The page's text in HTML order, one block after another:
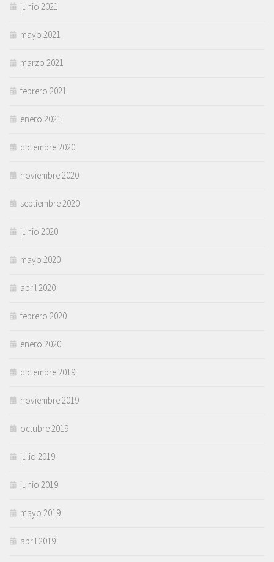
junio 2021
mayo 2021
marzo 2021
febrero 2021
enero 2021
diciembre 2020
noviembre 2020
septiembre 2020
junio 2020
mayo 2020
abril 2020
febrero 2020
enero 2020
diciembre 2019
noviembre 2019
octubre 2019
julio 2019
junio 2019
mayo 2019
abril 2019